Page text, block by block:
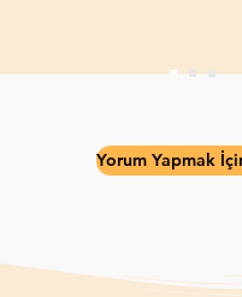
Yorum Yapmak